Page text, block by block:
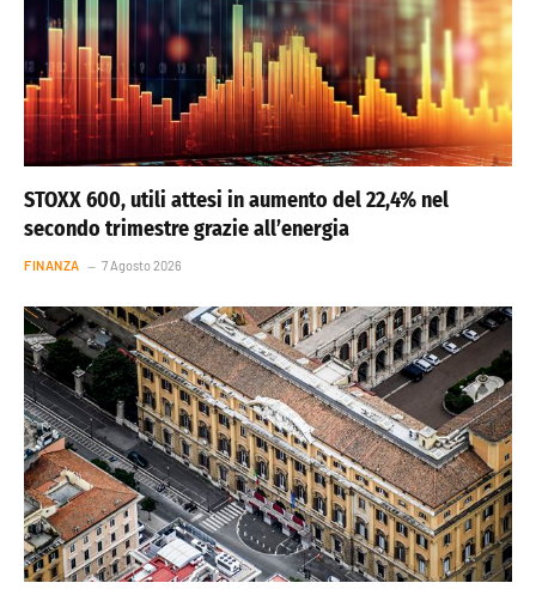
STOXX 600, utili attesi in aumento del 22,4% nel
secondo trimestre grazie all’energia
FINANZA 7 Agosto 2026